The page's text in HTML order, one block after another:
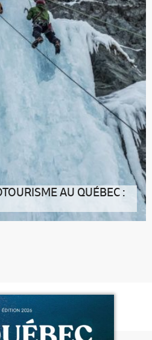
AU QUÉBEC :